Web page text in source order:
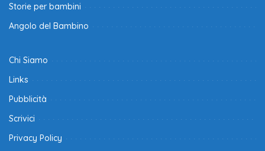
Storie per bambini
Angolo del Bambino
Chi Siamo
Links
Pubblicità
Scrivici
Privacy Policy